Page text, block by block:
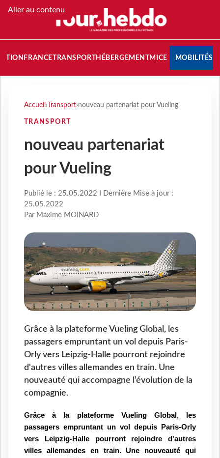
Aller au contenu
FRANCETRANSPORT HÉBERGEMENTMICE MOBILITÉS
Accueil › Transport›nouveau partenariat pour Vueling
TRANSPORT
nouveau partenariat
pour Vueling
Publié le : 25.05.2022 I Dernière Mise à jour :
25.05.2022
Par Maxime MOINARD
Grâce à la plateforme Vueling Global, les
passagers empruntant un vol depuis Paris-
Orly vers Leipzig-Halle pourront rejoindre
d'autres villes allemandes en train. Une
nouveauté qui accompagne l’évolution de la
compagnie.
Grâce à la plateforme Vueling Global, les
passagers empruntant un vol depuis Paris-Orly
vers Leipzig-Halle pourront rejoindre d'autres
villes allemandes en train. Une nouveauté qui